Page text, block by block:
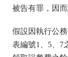
被告有罪，因
假設因執行公
表編號1、5、7